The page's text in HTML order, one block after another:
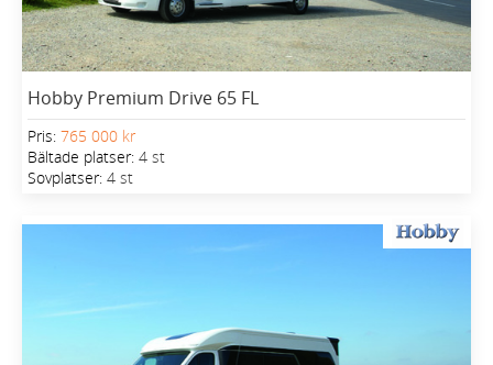
Hobby Premium Drive 65 FL
Pris: 765 000 kr
Bältade platser: 4 st
Sovplatser: 4 st